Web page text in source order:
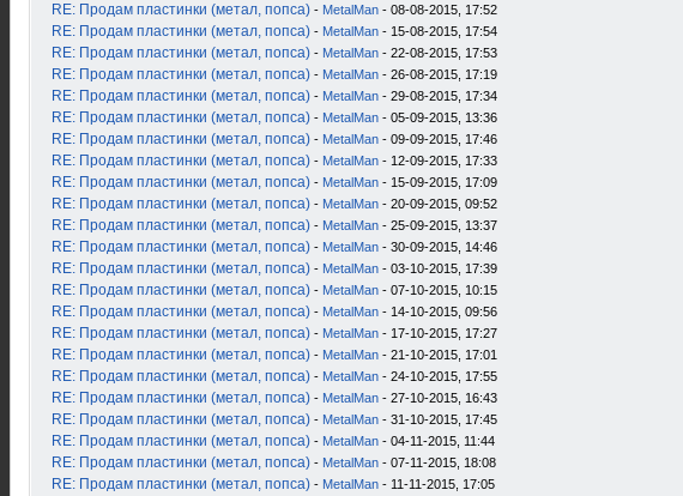
RE: Продам пластинки (метал, попса) - MetalMan - 08-08-2015, 17:52
RE: Продам пластинки (метал, попса) - MetalMan - 15-08-2015, 17:54
RE: Продам пластинки (метал, попса) - MetalMan - 22-08-2015, 17:53
RE: Продам пластинки (метал, попса) - MetalMan - 26-08-2015, 17:19
RE: Продам пластинки (метал, попса) - MetalMan - 29-08-2015, 17:34
RE: Продам пластинки (метал, попса) - MetalMan - 05-09-2015, 13:36
RE: Продам пластинки (метал, попса) - MetalMan - 09-09-2015, 17:46
RE: Продам пластинки (метал, попса) - MetalMan - 12-09-2015, 17:33
RE: Продам пластинки (метал, попса) - MetalMan - 15-09-2015, 17:09
RE: Продам пластинки (метал, попса) - MetalMan - 20-09-2015, 09:52
RE: Продам пластинки (метал, попса) - MetalMan - 25-09-2015, 13:37
RE: Продам пластинки (метал, попса) - MetalMan - 30-09-2015, 14:46
RE: Продам пластинки (метал, попса) - MetalMan - 03-10-2015, 17:39
RE: Продам пластинки (метал, попса) - MetalMan - 07-10-2015, 10:15
RE: Продам пластинки (метал, попса) - MetalMan - 14-10-2015, 09:56
RE: Продам пластинки (метал, попса) - MetalMan - 17-10-2015, 17:27
RE: Продам пластинки (метал, попса) - MetalMan - 21-10-2015, 17:01
RE: Продам пластинки (метал, попса) - MetalMan - 24-10-2015, 17:55
RE: Продам пластинки (метал, попса) - MetalMan - 27-10-2015, 16:43
RE: Продам пластинки (метал, попса) - MetalMan - 31-10-2015, 17:45
RE: Продам пластинки (метал, попса) - MetalMan - 04-11-2015, 11:44
RE: Продам пластинки (метал, попса) - MetalMan - 07-11-2015, 18:08
RE: Продам пластинки (метал, попса) - MetalMan - 11-11-2015, 17:05